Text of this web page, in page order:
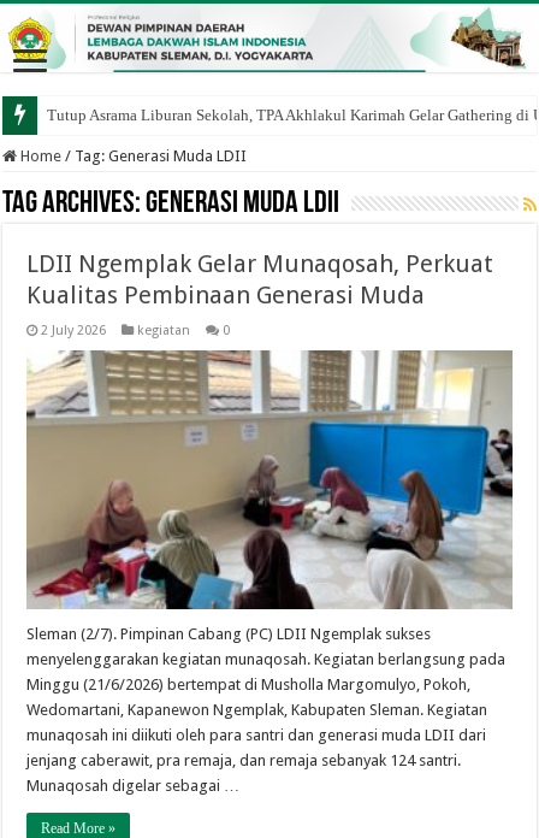
Tutup Asrama Liburan Sekolah, TPA Akhlakul Karimah Gelar Gathering di
Tingkatkan Kemandirian Generasi Muda, LDII Condongcatur Gelar
Home / Tag:Generasi Muda LDII
Tag Archives:Generasi Muda LDII
LDII Ngemplak Gelar Munaqosah, Perkuat
Kualitas Pembinaan Generasi Muda
2 July 2026 kegiatan 0
Sleman (2/7). Pimpinan Cabang (PC) LDII Ngemplak sukses
menyelenggarakan kegiatan munaqosah. Kegiatan berlangsung pada
Minggu (21/6/2026) bertempat di Musholla Margomulyo, Pokoh,
Wedomartani, Kapanewon Ngemplak, Kabupaten Sleman. Kegiatan
munaqosah ini diikuti oleh para santri dan generasi muda LDII dari
jenjang caberawit, pra remaja, dan remaja sebanyak 124 santri.
Munaqosah digelar sebagai …
Read More »